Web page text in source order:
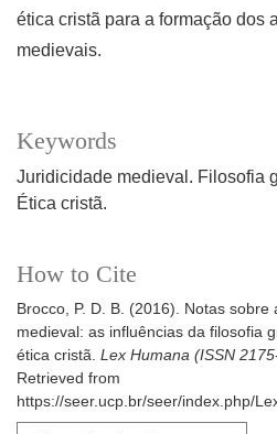
Keywords
Juridicidade medieval. Filosofia
Ética cristã.
How to Cite
Brocco, P. D. B. (2016). Notas
medieval: as influências da filosofia
ética cristã. Lex Humana (ISSN
Retrieved from
https://seer.ucp.br/seer/index.php/
ética cristã para a formação dos
medievais.